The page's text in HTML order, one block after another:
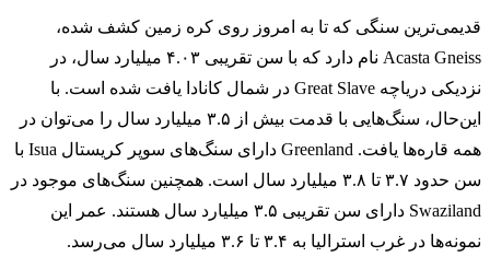
قدیمی‌ترین سنگی که تا به امروز روی کره زمین کشف شده،
Acasta Gneiss نام دارد که با سن تقریبی ۴.۰۳ میلیارد سال، در
نزدیکی دریاچه Great Slave در شمال کانادا یافت شده است. با
این‌حال، سنگ‌هایی با قدمت بیش از ۳.۵ میلیارد سال را می‌توان در
همه قاره‌ها یافت. Greenland دارای سنگ‌های سوپر کریستال Isua با
سن حدود ۳.۷ تا ۳.۸ میلیارد سال است. همچنین سنگ‌های موجود در
Swaziland دارای سن تقریبی ۳.۵ میلیارد سال هستند. عمر این
نمونه‌ها در غرب استرالیا به ۳.۴ تا ۳.۶ میلیارد سال می‌رسد.